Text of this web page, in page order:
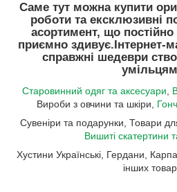
Саме тут можна купити
роботи та ексклюзивні
асортимент, що
приємно здивує. Інтернет-
справжні шедеври
Старовинний одяг та аксесуари
Вироби з овчини та шкіри,
Сувеніри та подарунки, Товари
Вишиті скатертини
Хустини Українські, Гердани,
інших